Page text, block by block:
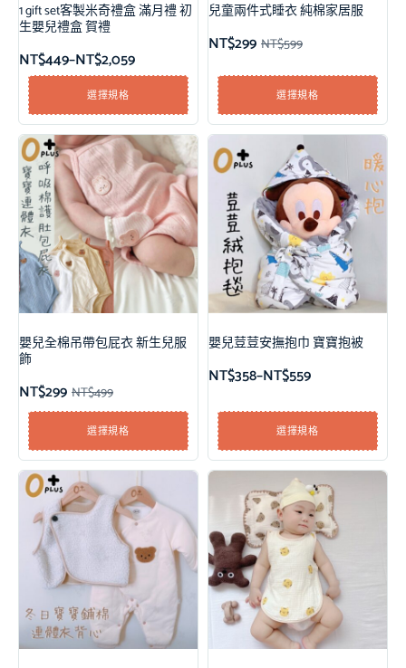
1 gift set客製米奇禮盒 滿月禮 初
生嬰兒禮盒 賀禮
NT$449–NT$2,059
選擇規格
兒童兩件式睡衣 純棉家居服
NT$599
NT$299
選擇規格
嬰兒全棉吊帶包屁衣 新生兒服
飾
NT$499
NT$299
選擇規格
嬰兒荳荳安撫抱巾 寶寶抱被
NT$358–NT$559
選擇規格